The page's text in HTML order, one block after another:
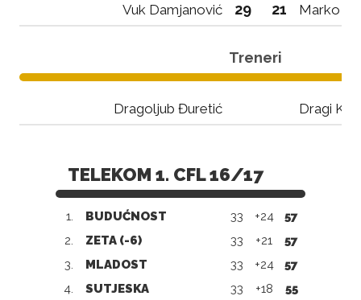
Vuk Damjanović
29 21 Marko
Treneri
Dragoljub Đuretić Dragi
TELEKOM 1. CFL 16/17
1. BUDUĆNOST 33 +24
57
2.
ZETA (-6) 33 +21
57
3.
MLADOST 33 +24
57
4.
SUTJESKA 33 +18
55